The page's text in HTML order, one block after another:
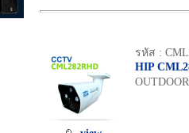
รหัส :
HIP